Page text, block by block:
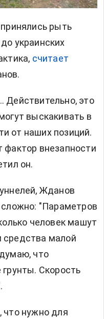
рыть
украинских
считает
Действительно, это
выскакивать в
от наших позиций.
фактор внезапности
он.
Жданов
сложно: "Параметров
человек машут
средства малой
что
Скорость
что нужно для